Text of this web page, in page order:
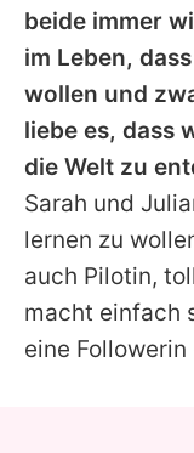
beide immer
im Leben,
wollen und
liebe es, dass
die Welt zu
Sarah und
lernen zu
auch Pilotin,
macht einfach
eine